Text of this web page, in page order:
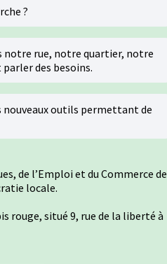
?
notre rue, notre quartier, notre
des besoins.
nouveaux outils permettant de
de l’Emploi et du Commerce de
locale.
rouge, situé 9, rue de la liberté à